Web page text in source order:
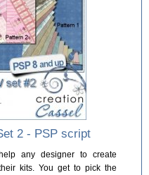
2 - PSP script
any designer to create
kits. You get to pick the